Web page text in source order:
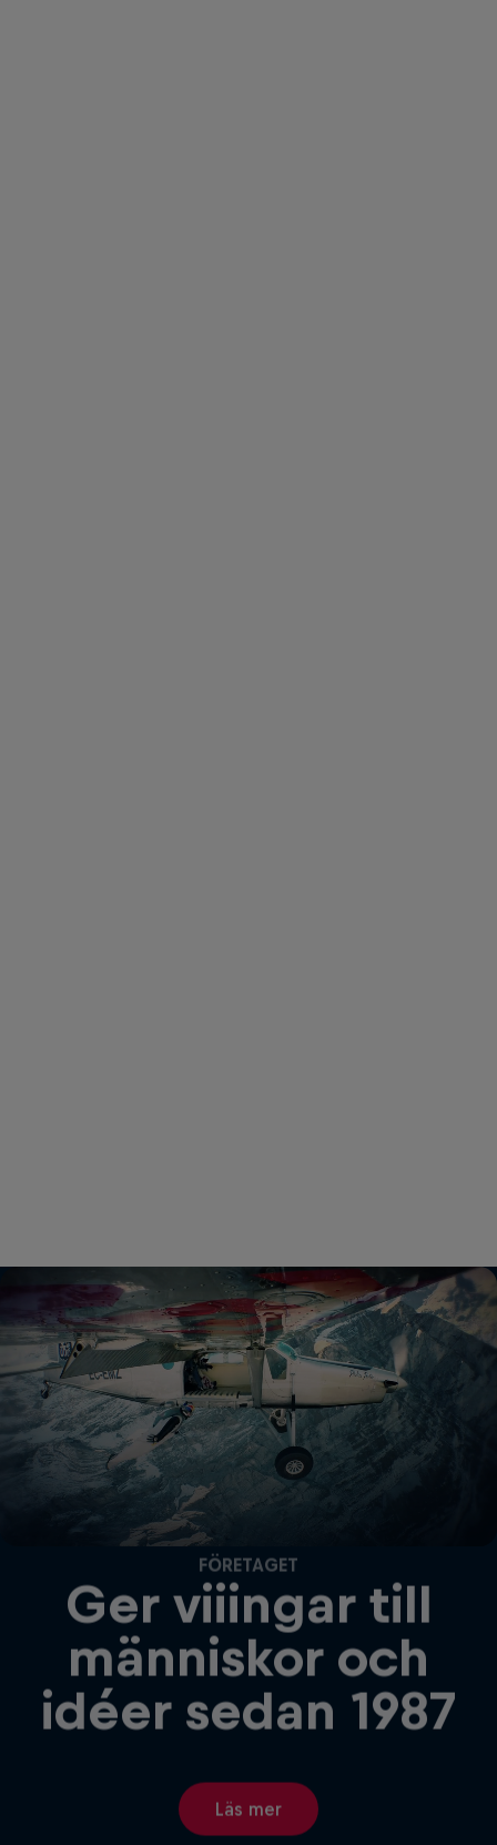
Ger viiingar till
människor och
idéer sedan 1987
FÖRETAGET
Läs mer